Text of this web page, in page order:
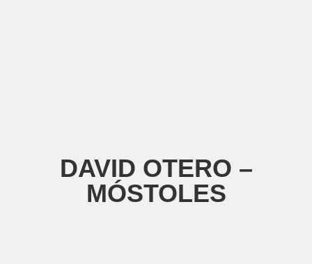
DAVID OTERO –
MÓSTOLES